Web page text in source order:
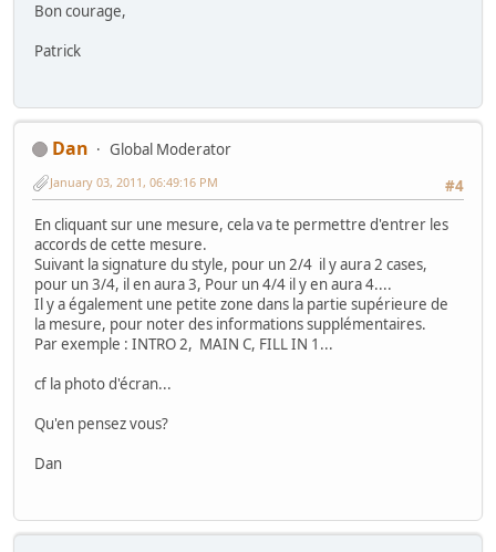
Bon courage,
Patrick
Dan
Global Moderator
#4
January 03, 2011, 06:49:16 PM
En cliquant sur une mesure, cela va te permettre d'entrer les
accords de cette mesure.
Suivant la signature du style, pour un 2/4 il y aura 2 cases,
pour un 3/4, il en aura 3, Pour un 4/4 il y en aura 4....
Il y a également une petite zone dans la partie supérieure de
la mesure, pour noter des informations supplémentaires.
Par exemple : INTRO 2, MAIN C, FILL IN 1...
cf la photo d'écran...
Qu'en pensez vous?
Dan